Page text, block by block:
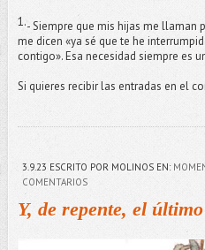
1.- Siempre que mis hijas me llaman
me dicen «ya sé que te he
contigo». Esa necesidad siempre es
Si quieres recibir las entradas en el
3.9.23 ESCRITO POR MOLINOS EN:
COMENTARIOS
Y, de repente, el